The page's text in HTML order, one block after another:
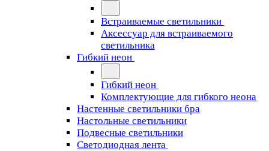
Встраиваемые светильники
Аксессуар для встраиваемого
светильника
Гибкий неон
Гибкий неон
Комплектующие для гибкого неона
Настенные светильники бра
Настольные светильники
Подвесные светильники
Светодиодная лента